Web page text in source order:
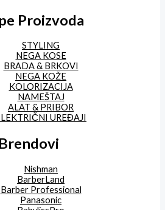
Proizvoda
STYLING
NEGA KOSE
BRADA & BRKOVI
NEGA KOŽE
KOLORIZACIJA
NAMEŠTAJ
ALAT & PRIBOR
UREĐAJI
Brendovi
Nishman
BarberLand
Barber Professional
Panasonic